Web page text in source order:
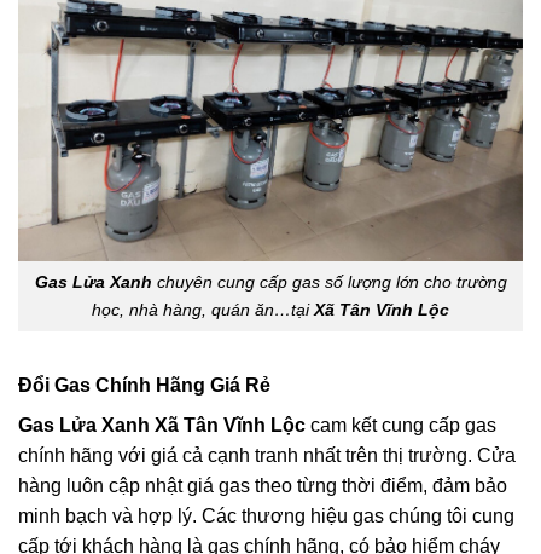
Gas Lửa Xanh chuyên cung cấp gas số lượng lớn cho trường
học, nhà hàng, quán ăn…tạiXã Tân Vĩnh Lộc
Đổi Gas Chính Hãng Giá Rẻ
Gas Lửa Xanh Xã Tân Vĩnh Lộc cam kết cung cấp gas
chính hãng với giá cả cạnh tranh nhất trên thị trường. Cửa
hàng luôn cập nhật giá gas theo từng thời điểm, đảm bảo
minh bạch và hợp lý. Các thương hiệu gas chúng tôi cung
cấp tới khách hàng là gas chính hãng, có bảo hiểm cháy